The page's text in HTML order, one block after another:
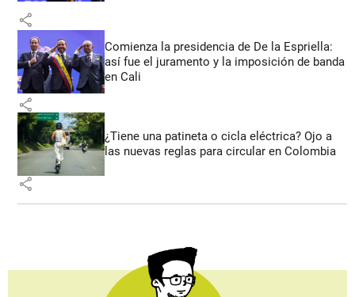
share
Comienza la presidencia de De la Espriella:
así fue el juramento y la imposición de banda
en Cali
share
¿Tiene una patineta o cicla eléctrica? Ojo a
las nuevas reglas para circular en Colombia
share